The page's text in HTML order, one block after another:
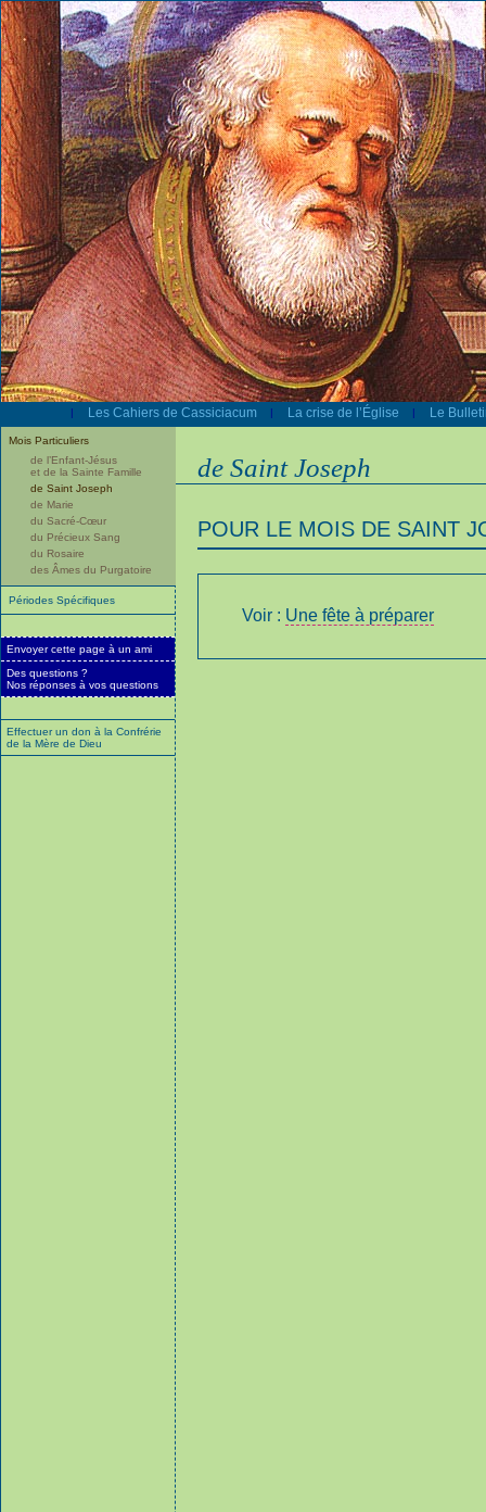
| Les Cahiers de Cassiciacum | La crise de l’Église | Le
Mois Particuliers
de l’Enfant-Jésus
et de la Sainte Famille
de Saint Joseph
de Marie
du Sacré-Cœur
du Précieux Sang
du Rosaire
des Âmes du Purgatoire
Périodes Spécifiques
Envoyer cette page à un ami
Des questions ?
Nos réponses à vos questions
Effectuer un don à la Confrérie
de la Mère de Dieu
de Saint Joseph
POUR LE MOIS DE SAINT
Voir : Une fête à préparer